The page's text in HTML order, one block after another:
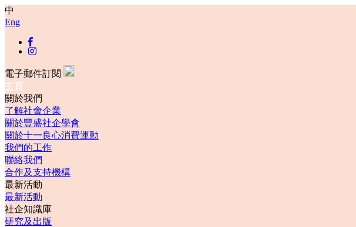
中
Eng
電子郵件訂閱
主頁
關於我們
了解社會企業
關於豐盛社企學會
關於十一良心消費運動
我們的工作
聯絡我們
合作及支持機構
最新活動
最新活動
社企知識庫
研究及出版